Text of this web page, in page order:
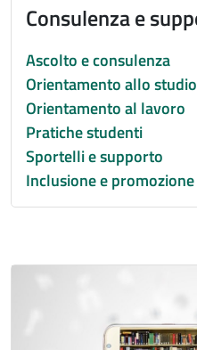
Consulenza e
Ascolto e consulenza
Orientamento allo studio
Orientamento al lavoro
Pratiche studenti
Sportelli e supporto
Inclusione e